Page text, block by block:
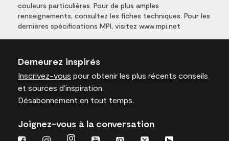
couleurs particulières. Pour de plus amples
renseignements, consultez les fiches techniques. Pour les
dernières spécifications MPI, visitez www.mpi.net
Demeurez inspirés
Inscrivez-vous pour obtenir les plus récents conseils
et sources d’inspiration.
Désabonnement en tout temps.
Joignez-vous à la conversation